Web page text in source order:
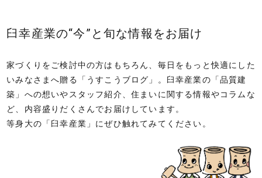
な
臼
幸
産
業
株
臼幸産業の“今”と旬な情報をお届け
家づくりをご検討中の方はもちろん、毎日をもっと快適にした
いみなさまへ贈る「うすこうブログ」。臼幸産業の「品質建
築」への想いやスタッフ紹介、住まいに関する情報やコラムな
ど、内容盛りだくさんでお届けしています。
等身大の「臼幸産業」にぜひ触れてみてください。